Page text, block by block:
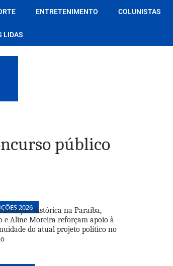
ENTRETENIMENTO COLUNISTAS
LIDAS
público
2026histórica na Paraíba,
e Aline Moreira reforçam apoio à
do atual projeto político no